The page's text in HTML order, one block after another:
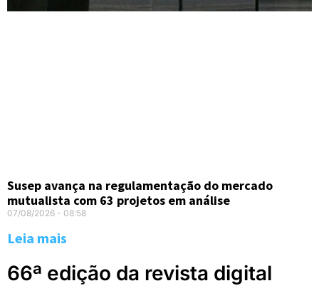
Susep avança na regulamentação do mercado
mutualista com 63 projetos em análise
07/08/2026 08:58
Leia mais
66ª edição da revista digital